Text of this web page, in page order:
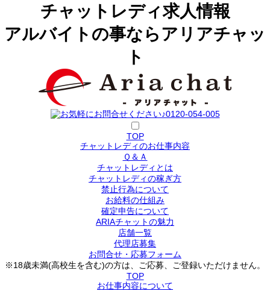
チャットレディ求人情報
アルバイトの事ならアリアチャッ
ト
TOP
チャットレディのお仕事内容
Ｑ＆Ａ
チャットレディとは
チャットレディの稼ぎ方
禁止行為について
お給料の仕組み
確定申告について
ARIAチャットの魅力
店舗一覧
代理店募集
お問合せ・応募フォーム
※18歳未満(高校生を含む)の方は、ご応募、ご登録いただけません。
TOP
お仕事内容について